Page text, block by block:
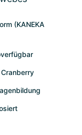
(KANEKA